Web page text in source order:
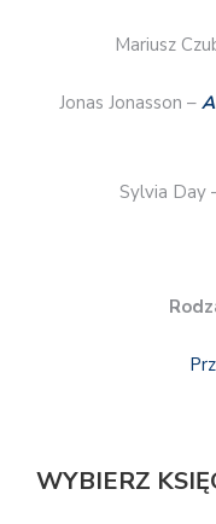
Mariusz
Jonas Jonasson –
Sylvia Day
WYBIERZ